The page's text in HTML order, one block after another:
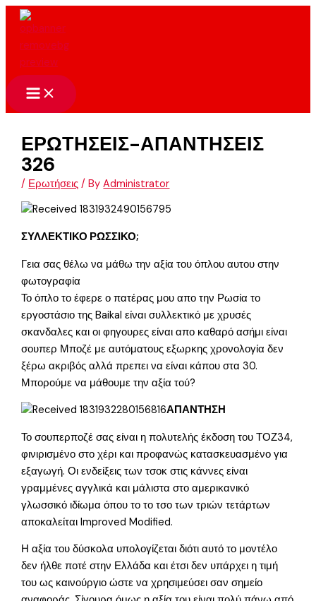
Skip
content
ΕΡΩΤΗΣΕΙΣ-ΑΠΑΝΤΗΣΕΙΣ
326
/ Ερωτήσεις / ByAdministrator
ΣΥΛΛΕΚΤΙΚΟ ΡΩΣΣΙΚΟ;
Γεια σας θέλω να μάθω την αξία του όπλου αυτου στην
φωτογραφία
Το όπλο το έφερε ο πατέρας μου απο την Ρωσία το
εργοστάσιο της Baikal είναι συλλεκτικό με χρυσές
σκανδαλες και οι φηγουρες είναι απο καθαρό ασήμι είναι
σουπερ Μποζέ με αυτόματους εξωρκης χρονολογία δεν
ξέρω ακριβός αλλά πρεπει να είναι κάπου στα 30.
Μπορούμε να μάθουμε την αξία τού?
ΑΠΑΝΤΗΣΗ
Το σουπερποζέ σας είναι η πολυτελής έκδοση του ΤΟΖ34,
φινιρισμένο στο χέρι και προφανώς κατασκευασμένο για
εξαγωγή. Οι ενδείξεις των τσοκ στις κάννες είναι
γραμμένες αγγλικά και μάλιστα στο αμερικανικό
γλωσσικό ιδίωμα όπου το το τσο των τριών τετάρτων
αποκαλείται Improved Modified.
Η αξία του δύσκολα υπολογίζεται διότι αυτό το μοντέλο
δεν ήλθε ποτέ στην Ελλάδα και έτσι δεν υπάρχει η τιμή
του ως καινούργιο ώστε να χρησιμεύσει σαν σημείο